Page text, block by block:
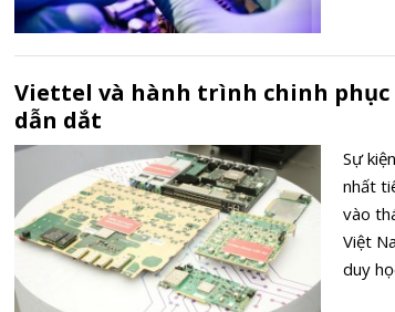
ứng
Viettel và hành trình chinh phục
dẫn dắt
Sự
nhất
vào
Việt
duy